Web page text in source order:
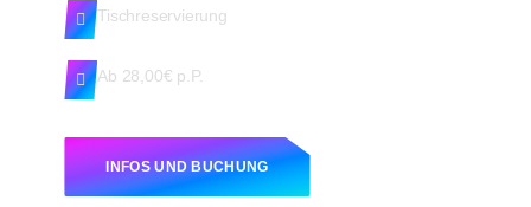
Tischreservierung
Ab 28,00€ p.P.
INFOS UND BUCHUNG